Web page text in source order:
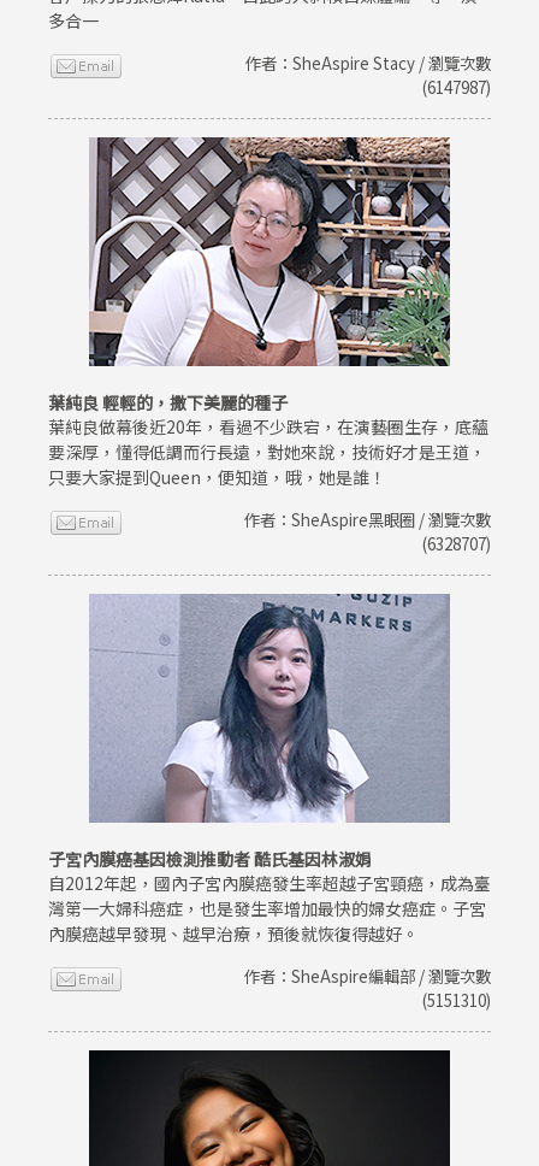
多合一
作者：SheAspire Stacy / 瀏覽次數
(6147987)
葉純良 輕輕的，撒下美麗的種子
葉純良做幕後近20年，看過不少跌宕，在演藝圈生存，底蘊
要深厚，懂得低調而行長遠，對她來說，技術好才是王道，
只要大家提到Queen，便知道，哦，她是誰！
作者：SheAspire黑眼圈 / 瀏覽次數
(6328707)
子宮內膜癌基因檢測推動者 酷氏基因林淑娟
自2012年起，國內子宮內膜癌發生率超越子宮頸癌，成為臺
灣第一大婦科癌症，也是發生率增加最快的婦女癌症。子宮
內膜癌越早發現、越早治療，預後就恢復得越好。
作者：SheAspire編輯部 / 瀏覽次數
(5151310)